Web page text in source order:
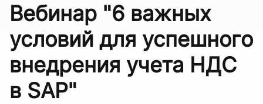
Вебинар "6 важных
условий для успешного
внедрения учета НДС
в SAP"